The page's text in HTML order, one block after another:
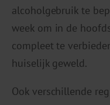
alcoholgebruik te
week om in de
compleet te
huiselijk geweld.
Ook verschillende